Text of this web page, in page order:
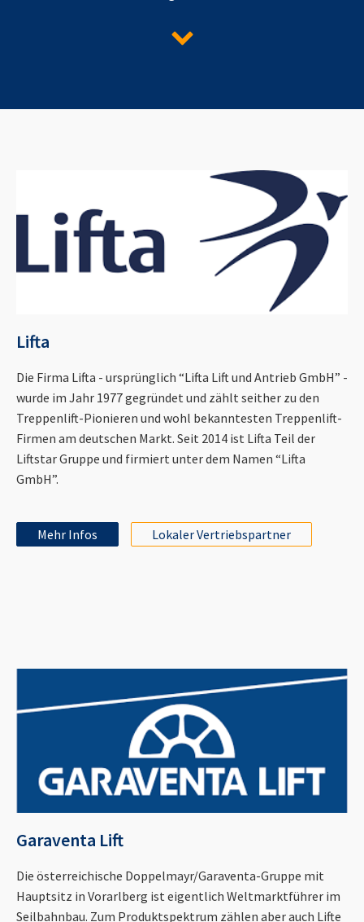
Lifta
Die Firma Lifta - ursprünglich “Lifta Lift und Antrieb GmbH” -
wurde im Jahr 1977 gegründet und zählt seither zu den
Treppenlift-Pionieren und wohl bekanntesten Treppenlift-
Firmen am deutschen Markt. Seit 2014 ist Lifta Teil der
Liftstar Gruppe und firmiert unter dem Namen “Lifta
GmbH”.
Mehr Infos Lokaler Vertriebspartner
Garaventa Lift
Die österreichische Doppelmayr/Garaventa-Gruppe mit
Hauptsitz in Vorarlberg ist eigentlich Weltmarktführer im
Seilbahnbau. Zum Produktspektrum zählen aber auch Lifte